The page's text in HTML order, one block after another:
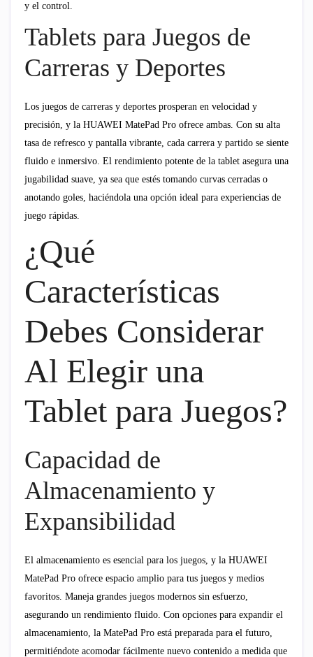
y el control.
Tablets para Juegos de
Carreras y Deportes
Los juegos de carreras y deportes prosperan en velocidad y
precisión, y la HUAWEI MatePad Pro ofrece ambas. Con su alta
tasa de refresco y pantalla vibrante, cada carrera y partido se siente
fluido e inmersivo. El rendimiento potente de la tablet asegura una
jugabilidad suave, ya sea que estés tomando curvas cerradas o
anotando goles, haciéndola una opción ideal para experiencias de
juego rápidas.
¿Qué
Características
Debes Considerar
Al Elegir una
Tablet para Juegos?
Capacidad de
Almacenamiento y
Expansibilidad
El almacenamiento es esencial para los juegos, y la HUAWEI
MatePad Pro ofrece espacio amplio para tus juegos y medios
favoritos. Maneja grandes juegos modernos sin esfuerzo,
asegurando un rendimiento fluido. Con opciones para expandir el
almacenamiento, la MatePad Pro está preparada para el futuro,
permitiéndote acomodar fácilmente nuevo contenido a medida que